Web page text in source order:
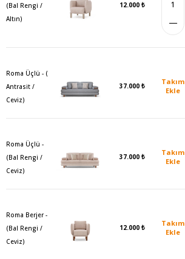
(Bal Rengi /
Altın)
12.000 ₺
Roma Üçlü - (
Antrasit /
Ceviz)
37.000 ₺
Takım
Ekle
Roma Üçlü -
(Bal Rengi /
Ceviz)
37.000 ₺
Takım
Ekle
Roma Berjer -
(Bal Rengi /
Ceviz)
12.000 ₺
Takım
Ekle